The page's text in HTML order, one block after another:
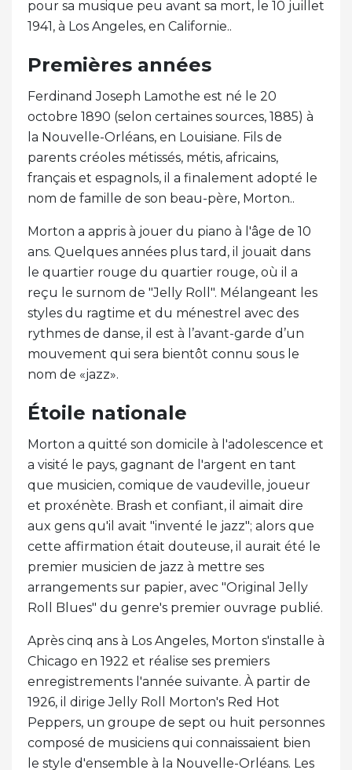
pour sa musique peu avant sa mort, le 10 juillet
1941, à Los Angeles, en Californie..
Premières années
Ferdinand Joseph Lamothe est né le 20
octobre 1890 (selon certaines sources, 1885) à
la Nouvelle-Orléans, en Louisiane. Fils de
parents créoles métissés, métis, africains,
français et espagnols, il a finalement adopté le
nom de famille de son beau-père, Morton..
Morton a appris à jouer du piano à l'âge de 10
ans. Quelques années plus tard, il jouait dans
le quartier rouge du quartier rouge, où il a
reçu le surnom de "Jelly Roll". Mélangeant les
styles du ragtime et du ménestrel avec des
rythmes de danse, il est à l’avant-garde d’un
mouvement qui sera bientôt connu sous le
nom de «jazz».
Étoile nationale
Morton a quitté son domicile à l'adolescence et
a visité le pays, gagnant de l'argent en tant
que musicien, comique de vaudeville, joueur
et proxénète. Brash et confiant, il aimait dire
aux gens qu'il avait "inventé le jazz"; alors que
cette affirmation était douteuse, il aurait été le
premier musicien de jazz à mettre ses
arrangements sur papier, avec "Original Jelly
Roll Blues" du genre's premier ouvrage publié.
Après cinq ans à Los Angeles, Morton s'installe à
Chicago en 1922 et réalise ses premiers
enregistrements l'année suivante. À partir de
1926, il dirige Jelly Roll Morton's Red Hot
Peppers, un groupe de sept ou huit personnes
composé de musiciens qui connaissaient bien
le style d'ensemble à la Nouvelle-Orléans. Les